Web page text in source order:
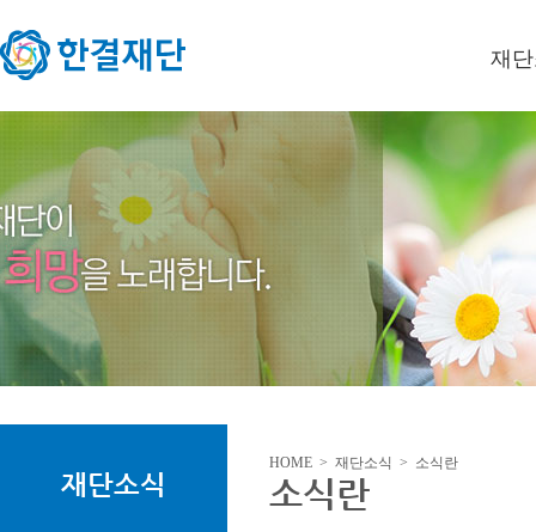
재
이사
미션/
연혁
재단소식
HOME > 재단소식 > 소식란
소식란